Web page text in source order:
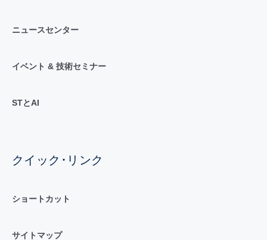
ニュースセンター
イベント & 技術セミナー
STとAI
クイック･リンク
ショートカット
サイトマップ